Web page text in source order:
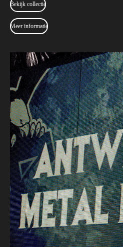
Bekijk collectie
Meer informatie